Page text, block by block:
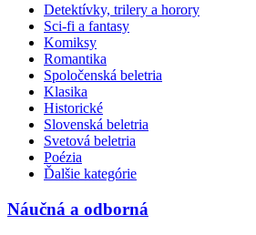
Detektívky, trilery a horory
Sci-fi a fantasy
Komiksy
Romantika
Spoločenská beletria
Klasika
Historické
Slovenská beletria
Svetová beletria
Poézia
Ďalšie kategórie
Náučná a odborná